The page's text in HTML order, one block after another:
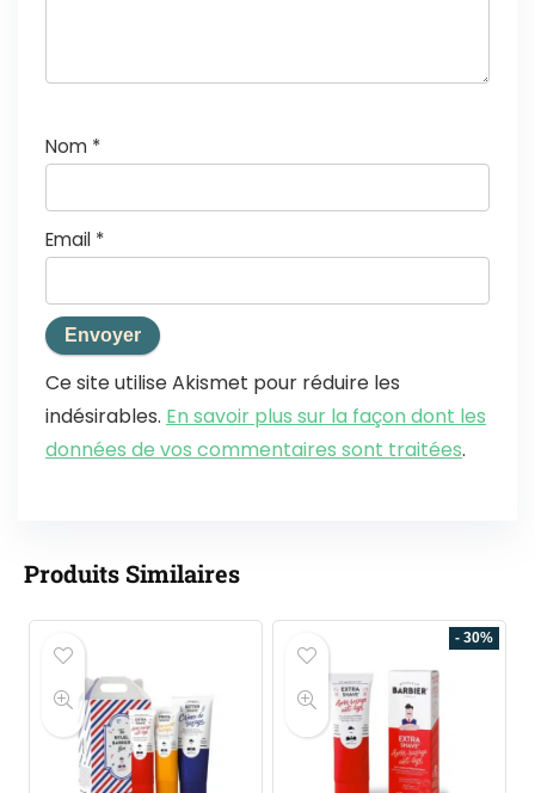
Nom *
Email *
Ce site utilise Akismet pour réduire les
indésirables. En savoir plus sur la façon dont les
données de vos commentaires sont traitées.
Produits Similaires
- 30%